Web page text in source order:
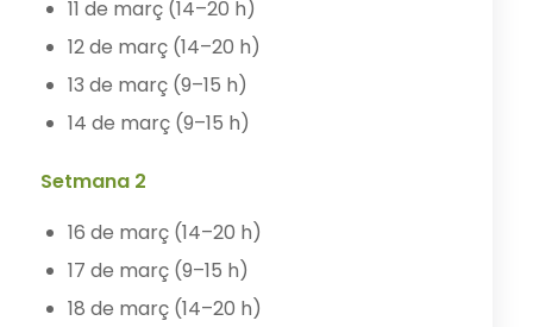
11 de març (14–20 h)
12 de març (14–20 h)
13 de març (9–15 h)
14 de març (9–15 h)
Setmana 2
16 de març (14–20 h)
17 de març (9–15 h)
18 de març (14–20 h)